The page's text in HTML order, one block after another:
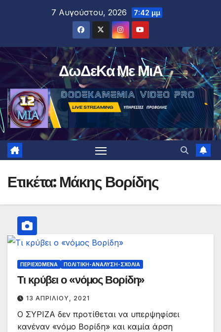
7 Αυγούστου, 2026 7:42 μμ
ΔωΔεΚα Με ΜιΑ
Ετικέτα: Μάκης Βορίδης
ΠΕΡΙΕΧΌΜΕΝΑ ΠΟΛΙΤΙΚΉ-ΑΝΆΛΥΣΗ-ΣΧΌΛΙΑ
Τι κρύβει ο «νόμος Βορίδη»
13 ΑΠΡΙΛΊΟΥ, 2021
Ο ΣΥΡΙΖΑ δεν προτίθεται να υπερψηφίσει
κανέναν «νόμο Βορίδη» και καμία άρση